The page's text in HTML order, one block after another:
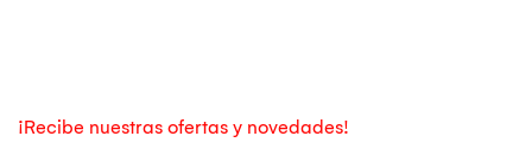
¡Recibe nuestras ofertas y novedades!